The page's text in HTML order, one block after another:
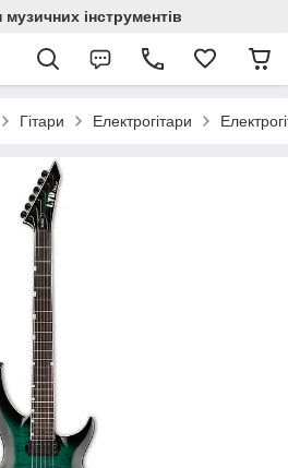
інструментів
Гітари Електрогітари